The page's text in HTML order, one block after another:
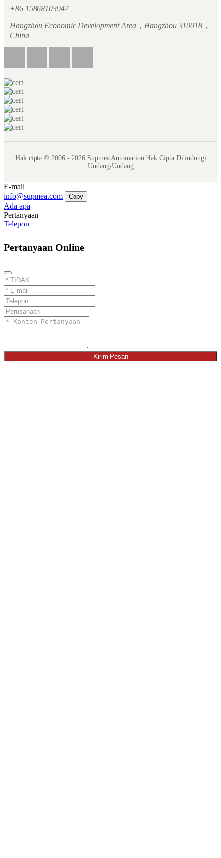
+86 15868103947
Hangzhou Economic Development Area，Hangzhou 310018，
China
Hak cipta © 2006 - 2026 Supmea Automation Hak Cipta Dilindungi
Undang-Undang
E-mail
info@supmea.com
Copy
Ada apa
Pertanyaan
Telepon
Pertanyaan Online
Kirim Pesan